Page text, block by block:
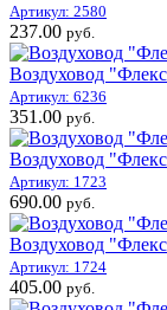
Артикул: 2580
237.00 руб.
Воздуховод
Артикул: 6236
351.00 руб.
Воздуховод
Артикул: 1723
690.00 руб.
Воздуховод
Артикул: 1724
405.00 руб.